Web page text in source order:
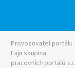
Provozovatel portálu
Fajn skupina
pracovních portálů